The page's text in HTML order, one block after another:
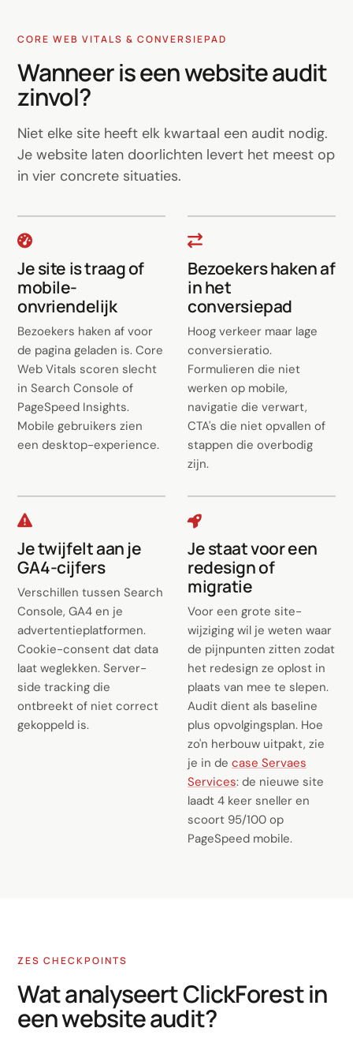
CORE WEB VITALS & CONVERSIEPAD
Wanneer is een website audit
zinvol?
Niet elke site heeft elk kwartaal een audit nodig.
Je website laten doorlichten levert het meest op
in vier concrete situaties.
Je site is traag of
mobile-
onvriendelijk
Bezoekers haken af voor
de pagina geladen is. Core
Web Vitals scoren slecht
in Search Console of
PageSpeed Insights.
Mobile gebruikers zien
een desktop-experience.
Bezoekers haken af
in het
conversiepad
Hoog verkeer maar lage
conversieratio.
Formulieren die niet
werken op mobile,
navigatie die verwart,
CTA's die niet opvallen of
stappen die overbodig
zijn.
Je twijfelt aan je
GA4-cijfers
Verschillen tussen Search
Console, GA4 en je
advertentieplatformen.
Cookie-consent dat data
laat weglekken. Server-
side tracking die
ontbreekt of niet correct
gekoppeld is.
Je staat voor een
redesign of
migratie
Voor een grote site-
wijziging wil je weten waar
de pijnpunten zitten zodat
het redesign ze oplost in
plaats van mee te slepen.
Audit dient als baseline
plus opvolgingsplan. Hoe
zo'n herbouw uitpakt, zie
je in de case Servaes
Services: de nieuwe site
laadt 4 keer sneller en
scoort 95/100 op
PageSpeed mobile.
ZES CHECKPOINTS
Wat analyseert ClickForest in
een website audit?